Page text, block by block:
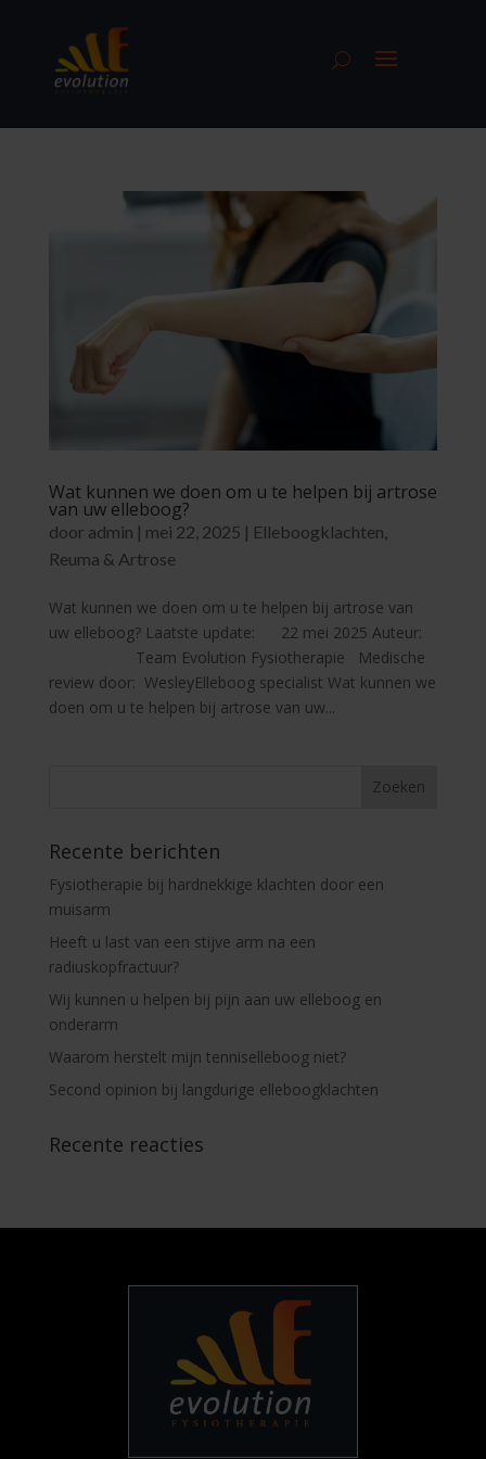
Wat kunnen we doen om u te helpen bij artrose
van uw elleboog?
door admin | mei 22, 2025 | Elleboogklachten
Reuma & Artrose
Wat kunnen we doen om u te helpen bij artrose van
uw elleboog? Laatste update: 22 mei 2025 Auteur:
Team Evolution Fysiotherapie Medische
review door: WesleyElleboog specialist Wat kunnen we
doen om u te helpen bij artrose van uw...
Recente berichten
Fysiotherapie bij hardnekkige klachten door een
muisarm
Heeft u last van een stijve arm na een
radiuskopfractuur?
Wij kunnen u helpen bij pijn aan uw elleboog en
onderarm
Waarom herstelt mijn tenniselleboog niet?
Second opinion bij langdurige elleboogklachten
Recente reacties